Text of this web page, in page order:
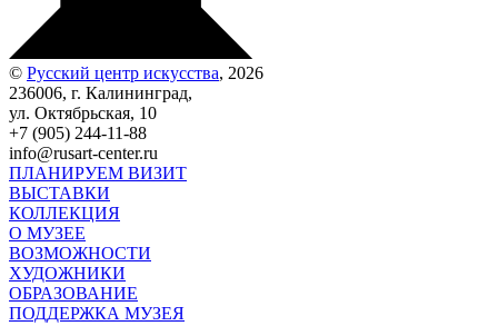
© Русский центр искусства, 2026
236006, г. Калининград,
ул. Октябрьская, 10
+7 (905) 244-11-88
info@rusart-center.ru
ПЛАНИРУЕМ ВИЗИТ
ВЫСТАВКИ
КОЛЛЕКЦИЯ
О МУЗЕЕ
ВОЗМОЖНОСТИ
ХУДОЖНИКИ
ОБРАЗОВАНИЕ
ПОДДЕРЖКА МУЗЕЯ